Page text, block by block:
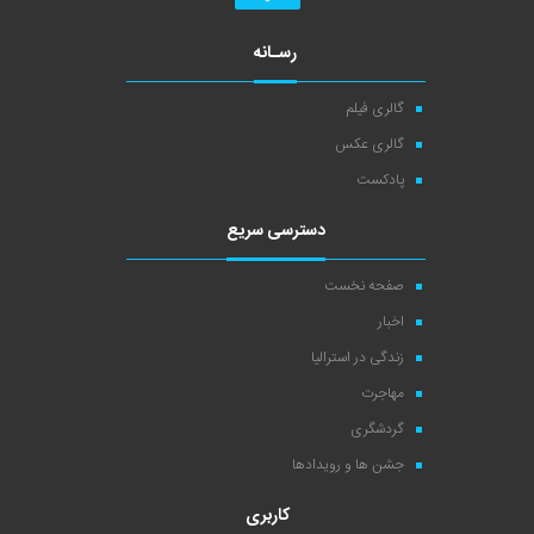
رسـانه
گالری فیلم
گالری عکس
پادکست
دسترسی سریع
صفحه نخست
اخبار
زندگی در استرالیا
مهاجرت
گردشگری
جشن ها و رویدادها
کاربری